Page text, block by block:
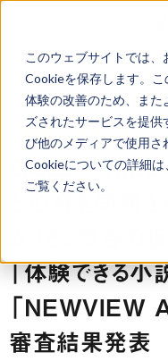
このウェブサイトでは
Cookieを保存します。
体験の改善のため、また
ズされたサービスを提供
び他のメディアで使用さ
Cookieについての詳細は
ご覧ください。
NEWS Projects, Topics
GOLD
と心音を同期
ム」と、渋谷
「体験できる小
「NEWVIEW
審査結果発表